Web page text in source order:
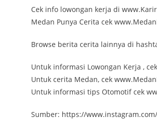
Cek info lowongan kerja di
Medan Punya Cerita cek
Browse berita cerita lainnya di
Untuk informasi Lowongan Kerja ,
Untuk cerita Medan, cek
Untuk informasi tips Otomotif cek
Sumber: https://